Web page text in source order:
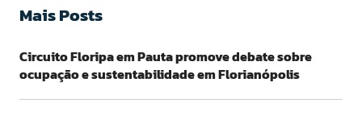
Mais Posts
Circuito Floripa em Pauta promove debate sobre
ocupação e sustentabilidade em Florianópolis